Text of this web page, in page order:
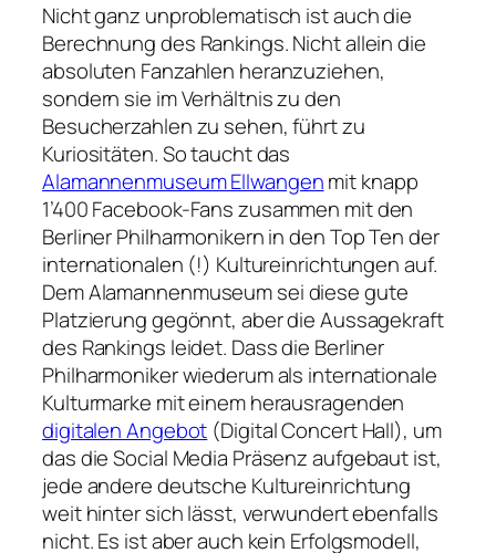
Nicht ganz unproblematisch ist auch die
Berechnung des Rankings. Nicht allein die
absoluten Fanzahlen heranzuziehen,
sondern sie im Verhältnis zu den
Besucherzahlen zu sehen, führt zu
Kuriositäten. So taucht das
Alamannenmuseum Ellwangenmit knapp
1’400 Facebook-Fans zusammen mit den
Berliner Philharmonikern in den Top Ten der
internationalen (!) Kultureinrichtungen auf.
Dem Alamannenmuseum sei diese gute
Platzierung gegönnt, aber die Aussagekraft
des Rankings leidet. Dass die Berliner
Philharmoniker wiederum als internationale
Kulturmarke mit einem herausragenden
digitalen Angebot (Digital Concert Hall), um
das die Social Media Präsenz aufgebaut ist,
jede andere deutsche Kultureinrichtung
weit hinter sich lässt, verwundert ebenfalls
nicht. Es ist aber auch kein Erfolgsmodell,